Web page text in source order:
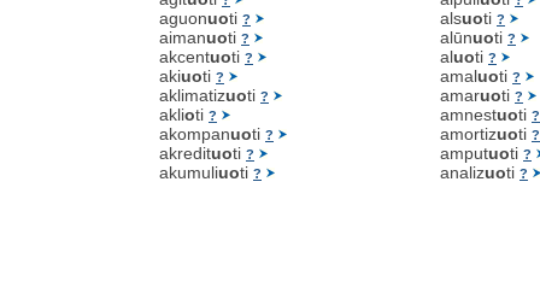
aguonuoti ?
aimanuoti ?
akcentuoti ?
akiuoti ?
aklimatizuoti ?
aklioti ?
akompanuoti ?
akredituoti ?
akumuliuoti ?
alsuoti ?
alūnuoti ?
aluoti ?
amaluoti ?
amaruoti ?
amnestuoti ?
amortizuoti ?
amputuoti ?
analizuoti ?